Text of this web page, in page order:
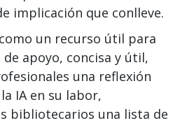
implicación que conlleve.
un recurso útil para
apoyo, concisa y útil,
una reflexión
IA en su labor,
bibliotecarios una lista de